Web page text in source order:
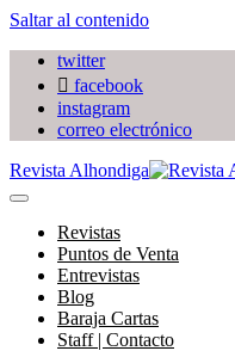
Saltar al contenido
twitter
facebook
instagram
correo electrónico
Revista Alhondiga
Revistas
Puntos de Venta
Entrevistas
Blog
Baraja Cartas
Staff | Contacto